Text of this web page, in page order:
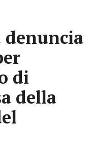
denuncia
di
della